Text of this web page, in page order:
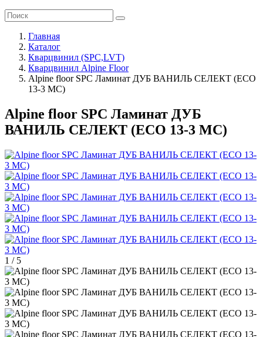
Главная
Каталог
Кварцвинил (SPC,LVT)
Кварцвинил Alpine Floor
Alpine floor SPC Ламинат ДУБ ВАНИЛЬ СЕЛЕКТ (ЕСО
13-3 MC)
Alpine floor SPC Ламинат ДУБ
ВАНИЛЬ СЕЛЕКТ (ЕСО 13-3 MC)
1 / 5